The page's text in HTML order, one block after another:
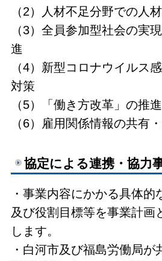
（2）人材不足分野での人
（3）全員参加型社会の実
進
（4）新型コロナウイルス
対策
（5）「働き方改革」の推進
（6）雇用関係情報の共有
協定による連携・協力
・事業内容にかかる具体的
及び役割目標等を事業計画
します。
・白河市及び福島労働局が